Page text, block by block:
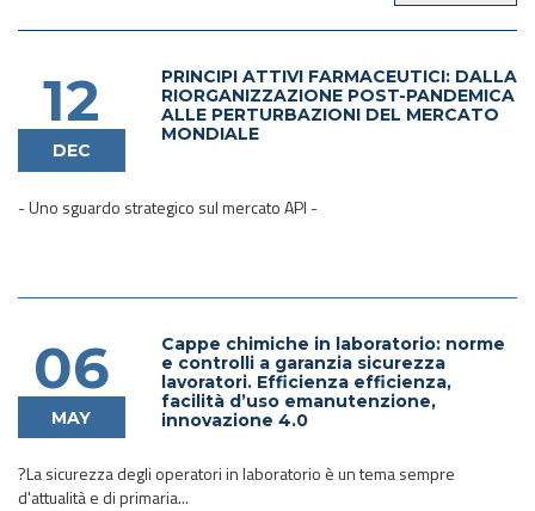
12
DEC
PRINCIPI ATTIVI FARMACEUTICI: DALLA
RIORGANIZZAZIONE POST-PANDEMICA
ALLE PERTURBAZIONI DEL MERCATO
MONDIALE
- Uno sguardo strategico sul mercato API -
06
MAY
Cappe chimiche in laboratorio: norme
e controlli a garanzia sicurezza
lavoratori. Efficienza efficienza,
facilità d’uso emanutenzione,
innovazione 4.0
?La sicurezza degli operatori in laboratorio è un tema sempre
d'attualità e di primaria...